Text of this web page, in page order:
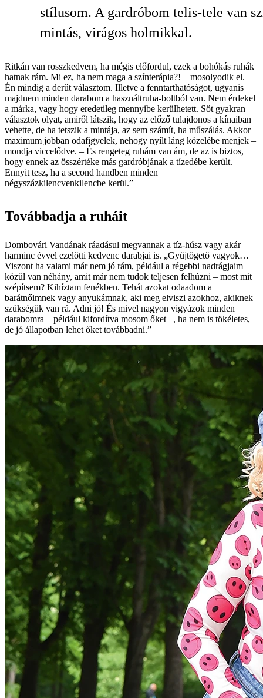
stílusom. A gardróbom telis-tele van
mintás, virágos holmikkal.
Ritkán van rosszkedvem, ha mégis előfordul, ezek a bohókás ruhák
hatnak rám. Mi ez, ha nem maga a színterápia?! – mosolyodik el. –
Én mindig a derűt választom. Illetve a fenntarthatóságot, ugyanis
majdnem minden darabom a használtruha-boltból van. Nem érdekel
a márka, vagy hogy eredetileg mennyibe kerülhetett. Sőt gyakran
választok olyat, amiről látszik, hogy az előző tulajdonos a kínaiban
vehette, de ha tetszik a mintája, az sem számít, ha műszálás. Akkor
maximum jobban odafigyelek, nehogy nyílt láng közelébe menjek –
mondja viccelődve. – És rengeteg ruhám van ám, de az is biztos,
hogy ennek az összértéke más gardróbjának a tízedébe került.
Ennyit tesz, ha a second handben minden
négyszázkilencvenkilencbe kerül.”
Továbbadja a ruháit
Dombovári Vandának ráadásul megvannak a tíz-húsz vagy akár
harminc évvel ezelőtti kedvenc darabjai is. „Gyűjtögető vagyok…
Viszont ha valami már nem jó rám, például a régebbi nadrágjaim
közül van néhány, amit már nem tudok teljesen felhúzni – most mit
szépítsem? Kihíztam fenékben. Tehát azokat odaadom a
barátnőimnek vagy anyukámnak, aki meg elviszi azokhoz, akiknek
szükségük van rá. Adni jó! És mivel nagyon vigyázok minden
darabomra – például kifordítva mosom őket –, ha nem is tökéletes,
de jó állapotban lehet őket ­továbbadni.”